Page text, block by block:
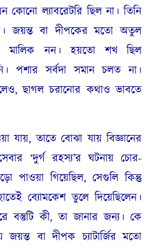
ল্যাবরেটরি ছিল না। তিনি
জয়ন্ত বা দীপকের মতো অতুল
বা মালিক নন। হয়তো শখ ছিল
পশার সর্বদা সমান চলত না।
ছাগল চরানোর কথাও ভাবতে
তাতে বোঝা যায় বিজ্ঞানের
‘দুর্গ রহস্য’র ঘটনায় চোর-
পাওয়া গিয়েছিল, সেগুলি কিন্তু
ব্যোমকেশ তুলে দিয়েছিলেন।
বস্তুটি কী, তা জানার জন্য। কে
বা দীপক চ্যাটার্জির মতো